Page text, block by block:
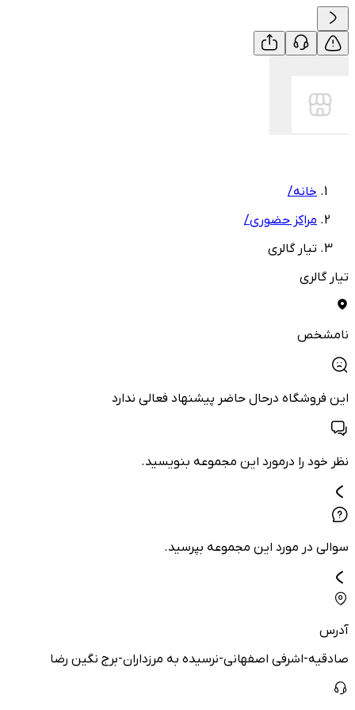
خانه/
مراکز حضوری/
تیار گالری
تیار گالری
نامشخص
این فروشگاه درحال حاضر پیشنهاد فعالی ندارد
نظر خود را درمورد این مجموعه بنویسید.
سوالی در مورد این مجموعه بپرسید.
آدرس
صادقیه-اشرفی اصفهانی-نرسیده به مرزداران-برج نگین رضا